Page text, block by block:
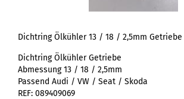
Dichtring Ölkühler 13 / 18 / 2,5mm Getriebe
Dichtring Ölkühler Getriebe
Abmessung 13 / 18 / 2,5mm
Passend Audi / VW / Seat / Skoda
REF: 089409069